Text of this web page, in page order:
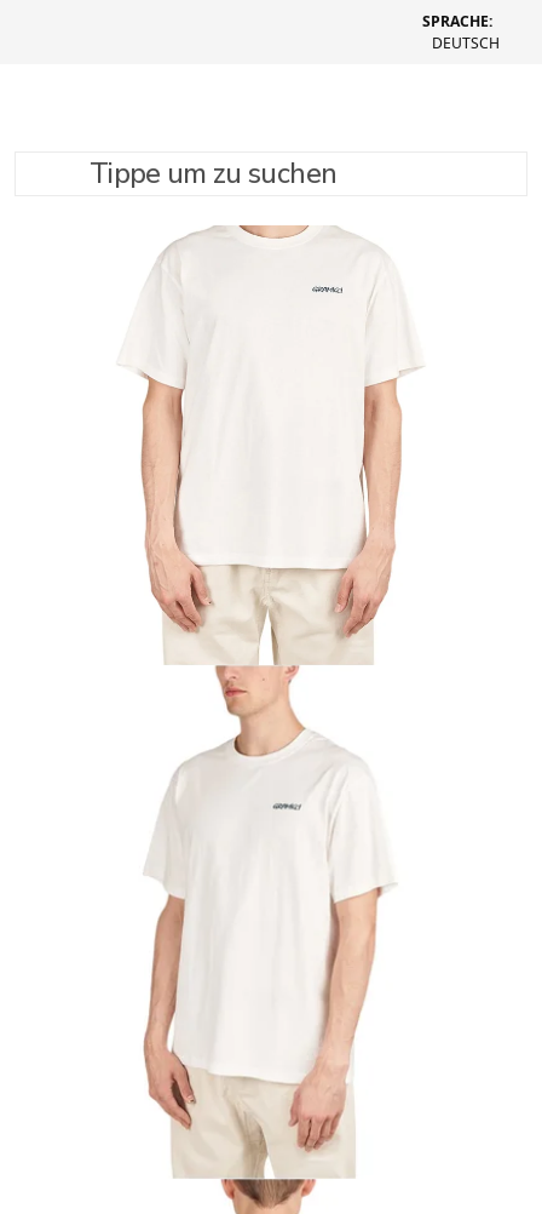
SPRACHE:
DEUTSCH
Tippe um zu suchen